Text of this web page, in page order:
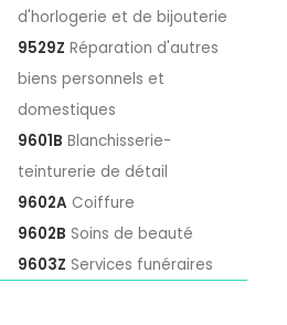
d'horlogerie et de bijouterie
9529Z Réparation d'autres
biens personnels et
domestiques
9601B Blanchisserie-
teinturerie de détail
9602A Coiffure
9602B Soins de beauté
9603Z Services funéraires